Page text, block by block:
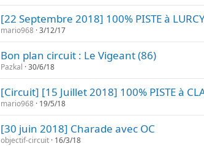
[22 Septembre 2018] 100% PISTE à
mario968 3/12/17
Bon plan circuit : Le Vigeant (86)
Pazkal 30/6/18
[Circuit] [15 Juillet 2018] 100% PISTE à
mario968 19/5/18
[30 juin 2018] Charade avec OC
objectif-circuit 16/3/18